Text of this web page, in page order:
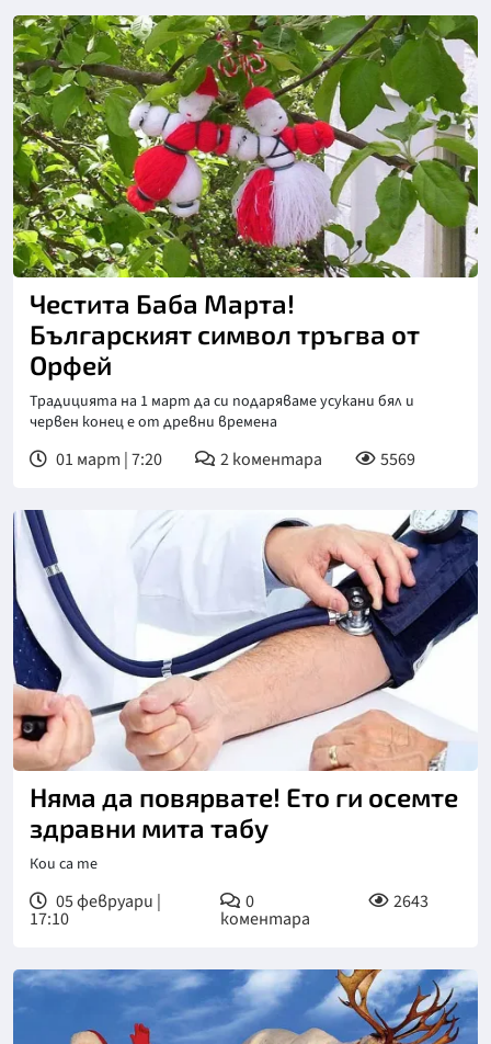
Честита Баба Марта!
Българският символ тръгва от
Орфей
Традицията на 1 март да си подаряваме усукани бял и
червен конец е от древни времена
01 март | 7:20 2коментара 5569
Няма да повярвате! Ето ги осемте
здравни мита табу
Кои са те
05 февруари |
17:10
0
коментара
2643